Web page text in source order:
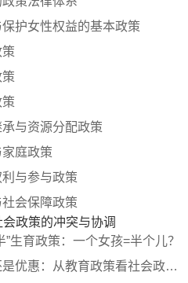
护女性权益的基本政策
与资源分配政策
庭政策
与参与政策
会保障政策
政策的冲突与协调
”生育政策：一个女孩=半个儿？
优惠：从教育政策看社会政策间的协调